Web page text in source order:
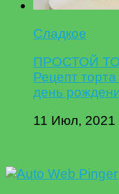
Сладкое
ПРОСТОЙ
Рецепт
день
11 Июл, 2021